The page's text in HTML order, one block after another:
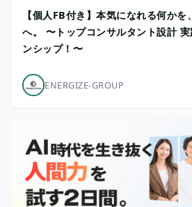
【個人FB付き】本気になれる何か
へ。 〜トップコンサルタント設計
ンシップ！〜
ENERGIZE-GROUP